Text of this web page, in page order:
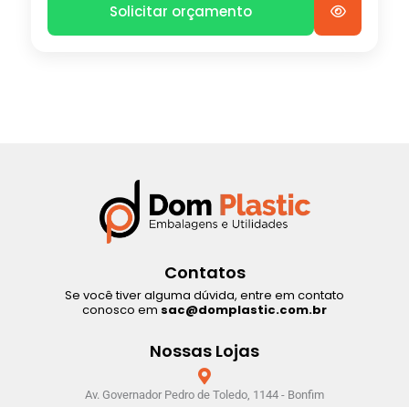
Solicitar orçamento
Contatos
Se você tiver alguma dúvida, entre em contato
conosco em sac@domplastic.com.br
Nossas Lojas
Av. Governador Pedro de Toledo, 1144 - Bonfim